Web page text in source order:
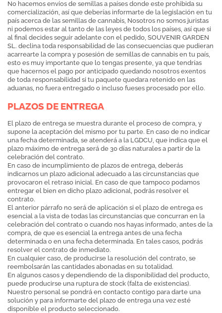
No hacemos envíos de semillas a países donde este prohibida su
comercialización, así que deberías informarte de la legislación en tu
país acerca de las semillas de cannabis, Nosotros no somos juristas
ni podemos estar al tanto de las leyes de todos los países, así que si
al final decides seguir adelante con el pedido, SOUVENIR GARDEN
SL. declina toda responsabilidad de las consecuencias que pudieran
acarrearte la compra y posesión de semillas de cannabis en tu país,
esto es muy importante que lo tengas presente, ya que tendrías
que hacernos el pago por anticipado quedando nosotros exentos
de toda responsabilidad si tu paquete quedara retenido en las
aduanas, no fuera entregado o incluso fueses procesado por ello.
PLAZOS DE ENTREGA
El plazo de entrega se muestra durante el proceso de compra, y
supone la aceptación del mismo por tu parte. En caso de no indicar
una fecha determinada, se atenderá a la LGDCU, que indica que el
plazo máximo de entrega será de 30 días naturales a partir de la
celebración del contrato.
En caso de incumplimiento de plazos de entrega, deberás
indicarnos un plazo adicional adecuado a las circunstancias que
provocaron el retraso inicial. En caso de que tampoco podamos
entregar el bien en dicho plazo adicional, podrás resolver el
contrato.
El anterior párrafo no será de aplicación si el plazo de entrega es
esencial a la vista de todas las circunstancias que concurran en la
celebración del contrato o cuando nos hayas informado, antes de la
compra, de que es esencial la entrega antes de una fecha
determinada o en una fecha determinada. En tales casos, podrás
resolver el contrato de inmediato.
En cualquier caso, de producirse la resolución del contrato, se
reembolsarán las cantidades abonadas en su totalidad.
En algunos casos y dependiendo de la disponibilidad del producto,
puede producirse una ruptura de stock (falta de existencias).
Nuestro personal se pondrá en contacto contigo para darte una
solución y para informarte del plazo de entrega una vez esté
disponible el producto seleccionado.